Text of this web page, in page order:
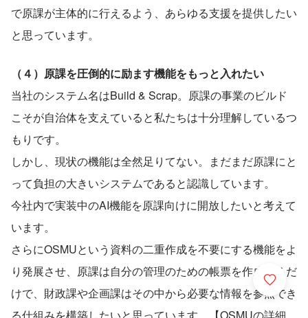
で原課が主体的に行えるよう、あらゆる支援を提供したい
と思っています。
（４）原課を圧倒的に励ます機能をもっと入れたい
当社のシステム名はBuild & Scrap。原課の事業のビルド
こそが自治体を支えていると私たちは十分理解しているつ
もりです。
しかし、現状の機能は全然足りてない。まだまだ原課にと
って負担の大きいシステムであると認識しています。
今社内で実装中のAI機能を原課向けに開放したいと考えて
います。
さらにOSMUという資料の二重作成を不要にする機能をよ
り発展させ、原課は自分の管理のための帳票を作成するだ
けで、財政課や企画課はその中から必要な情報を参照でき